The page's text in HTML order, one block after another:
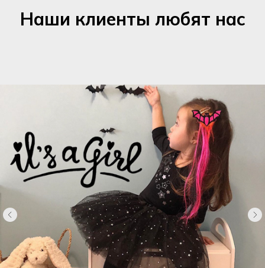
Наши клиенты любят нас